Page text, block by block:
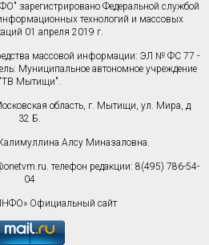
зарегистрировано Федеральной службой
технологий и массовых
01 апреля 2019 г.
массовой информации: ЭЛ № ФС 77 -
Муниципальное автономное учреждение
"ТВ Мытищи".
область, г. Мытищи, ул. Мира, д.
32 Б.
Алсу Миназаловна.
. телефон редакции: 8(495) 786-54-
04
Официальный сайт